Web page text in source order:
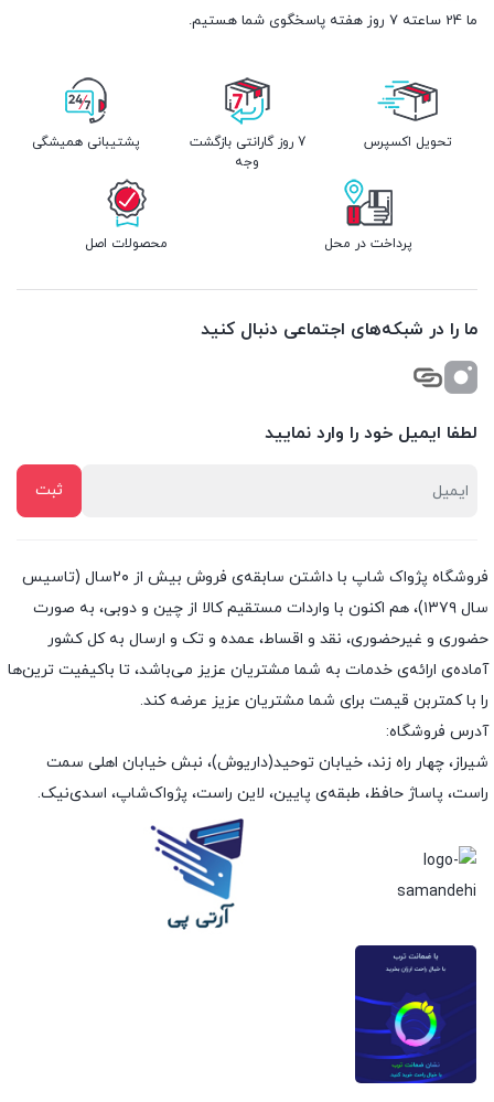
ما 24 ساعته 7 روز هفته پاسخگوی شما هستیم.
تحویل اکسپرس
7 روز گارانتی بازگشت
وجه
پشتیبانی همیشگی
پرداخت در محل محصولات اصل
ما را در شبکه‌های اجتماعی دنبال کنید
لطفا ایمیل خود را وارد نمایید
فروشگاه پژواک شاپ با داشتن سابقه‌ی فروش بیش از ۲۰سال (تاسیس
سال ۱۳۷۹)، هم اکنون با واردات مستقیم کالا از چین و دوبی، به صورت
حضوری و غیرحضوری، نقد و اقساط، عمده و تک و ارسال به کل کشور
آماده‌ی ارائه‌ی خدمات به شما مشتریان عزیز می‌باشد، تا باکیفیت ترین‌ها
را با کمتربن قیمت برای شما مشتریان عزیز عرضه کند.
آدرس فروشگاه:
شیراز، چهار راه زند، خیابان توحید(داریوش)، نبش خیابان اهلی سمت
راست، پاساژ حافظ، طبقه‌ی پایین، لاین راست، پژواک‌شاپ، اسدی‌نیک.